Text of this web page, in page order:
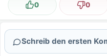
Lustig
0 Nicht
0
Schreib den ersten